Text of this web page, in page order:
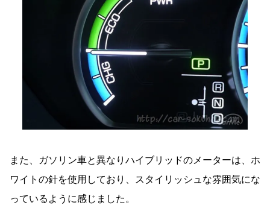
また、ガソリン車と異なりハイブリッドのメーターは、ホ
ワイトの針を使用しており、スタイリッシュな雰囲気にな
っているように感じました。